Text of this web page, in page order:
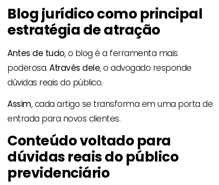
Blog jurídico como principal
estratégia de atração
Antes de tudo, o blog é a ferramenta mais
poderosa. Através dele, o advogado responde
dúvidas reais do público.
Assim, cada artigo se transforma em uma porta de
entrada para novos clientes.
Conteúdo voltado para
dúvidas reais do público
previdenciário